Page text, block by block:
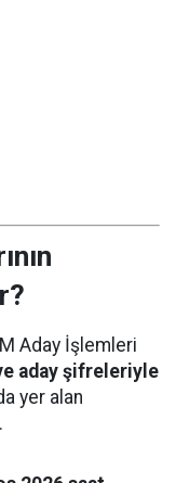
Aday İşlemleri
aday şifreleriyle
yer alan